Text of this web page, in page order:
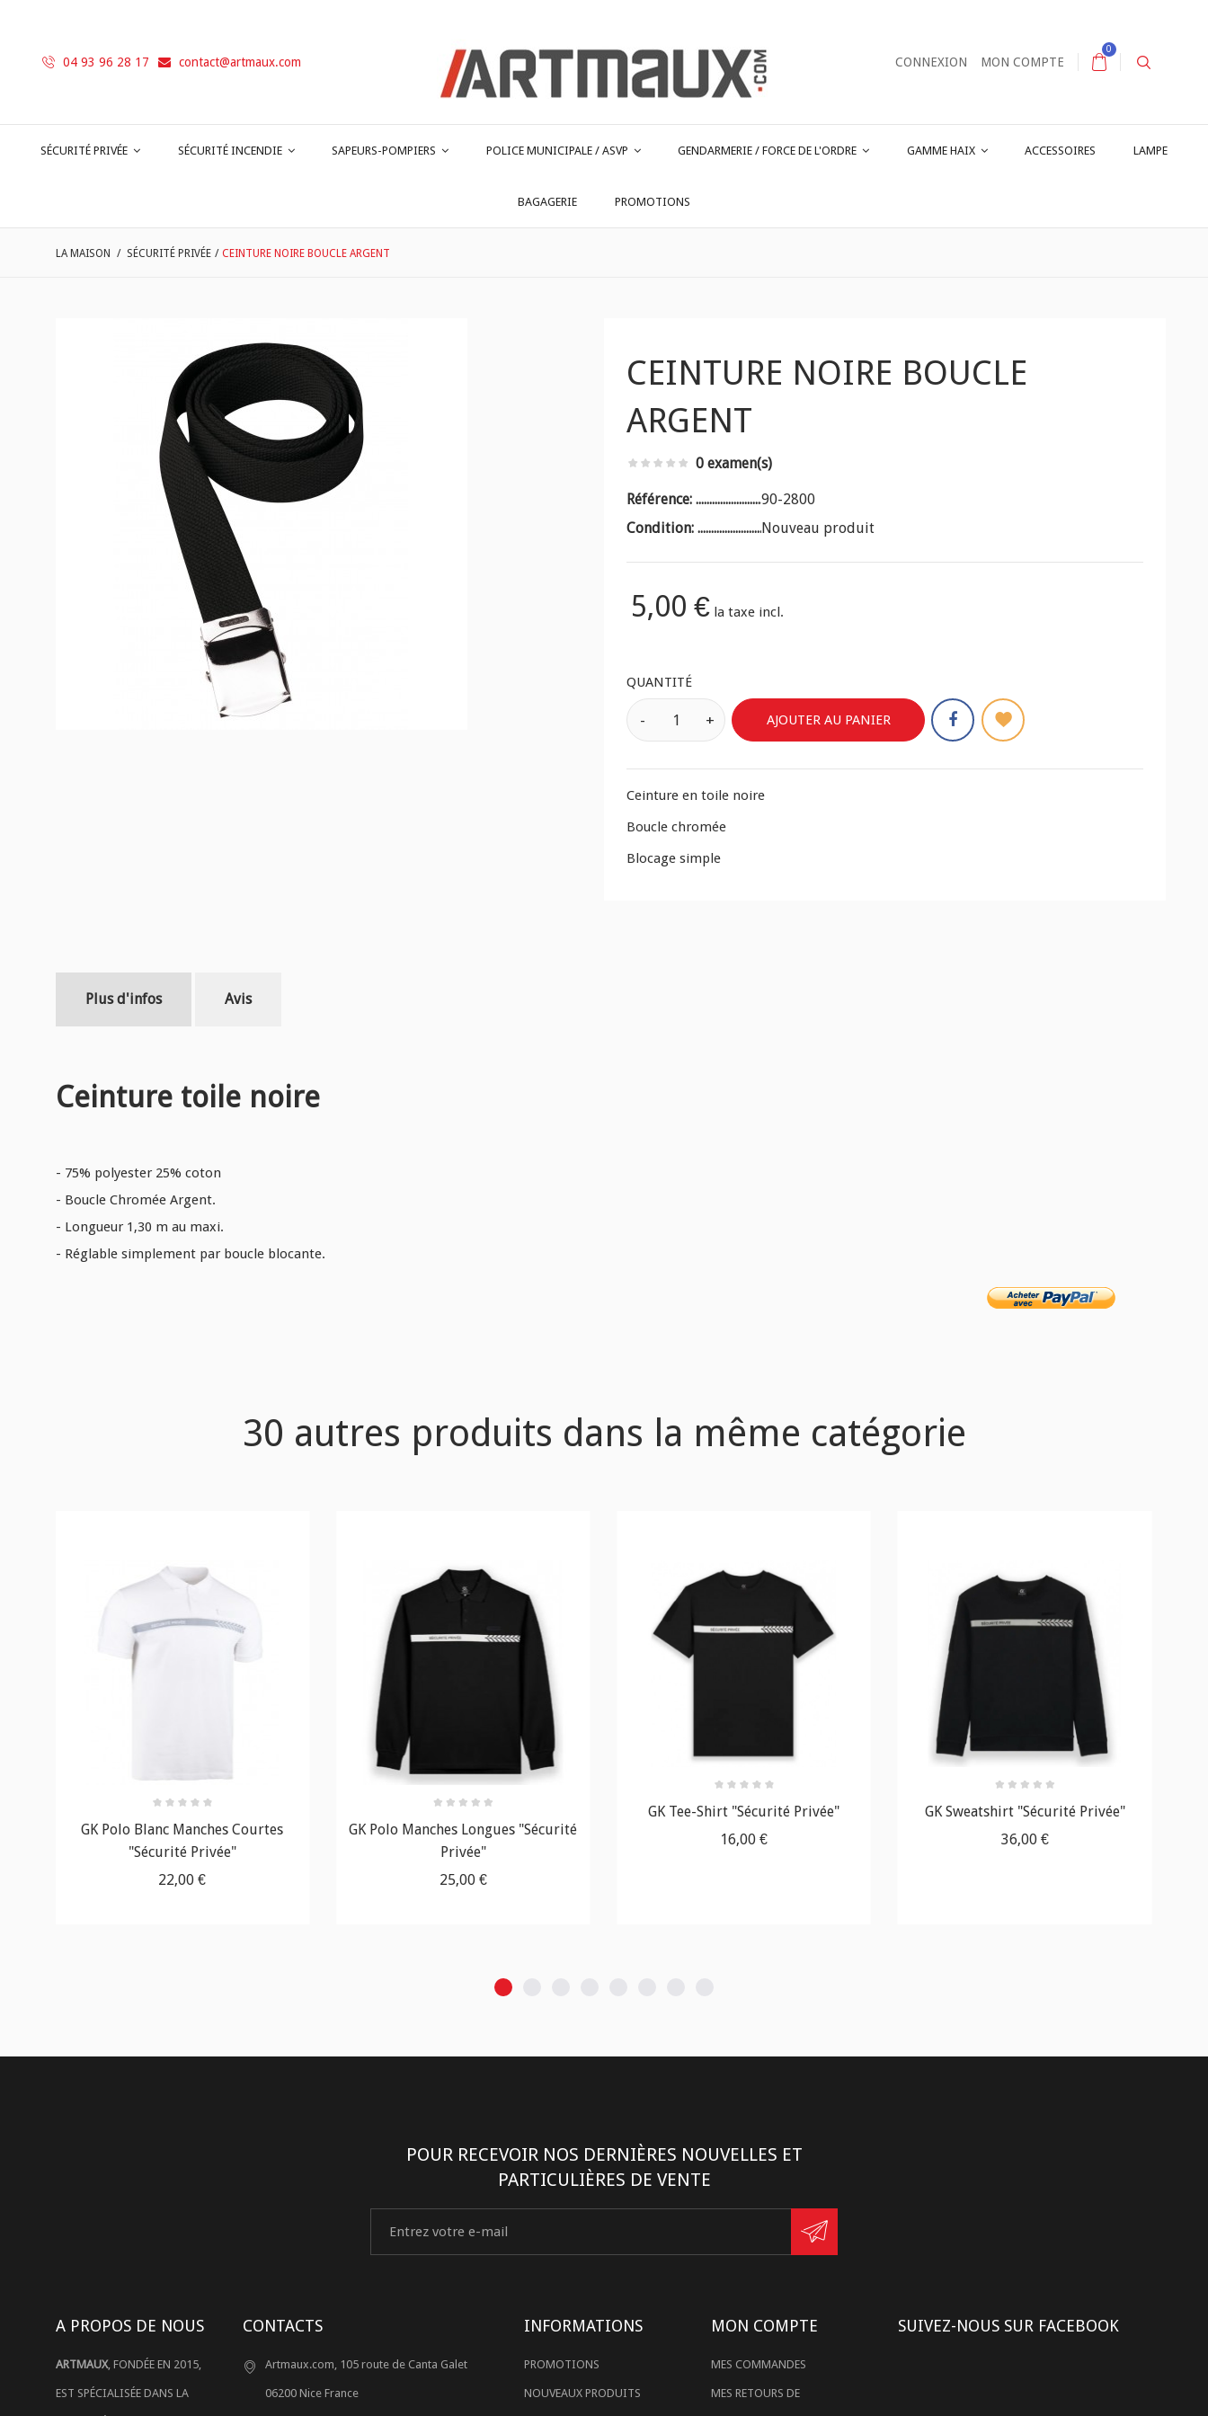
04 93 96 28 17 contact@artmaux.com CONNEXION MON COMPTE
0
SÉCURITÉ PRIVÉE SÉCURITÉ INCENDIE SAPEURS-POMPIERS POLICE MUNICIPALE / ASVP GENDARMERIE / FORCE DE L'ORDRE GAMME HAIX ACCESSOIRES LAMPE
BAGAGERIE PROMOTIONS
LA MAISON / SÉCURITÉ PRIVÉE / CEINTURE NOIRE BOUCLE ARGENT
CEINTURE NOIRE BOUCLE
ARGENT
0 examen(s)
Référence:
90-2800
Condition:
Nouveau produit
5,00 € la taxe incl.
QUANTITÉ
AJOUTER AU PANIER
Ceinture en toile noire
Boucle chromée
Blocage simple
Plus d'infos Avis
Ceinture toile noire
- 75% polyester 25% coton
- Boucle Chromée Argent.
- Longueur 1,30 m au maxi.
- Réglable simplement par boucle blocante.
30 autres produits dans la même catégorie
GK Polo Blanc Manches Courtes
"Sécurité Privée"
22,00 €
GK Polo Manches Longues "Sécurité
Privée"
25,00 €
GK Tee-Shirt "Sécurité Privée"
16,00 €
GK Sweatshirt "Sécurité Privée"
36,00 €
POUR RECEVOIR NOS DERNIÈRES NOUVELLES ET
PARTICULIÈRES DE VENTE
A PROPOS DE NOUS
ARTMAUX, FONDÉE EN 2015,
EST SPÉCIALISÉE DANS LA
CONTACTS
Artmaux.com, 105 route de Canta Galet
06200 Nice France
INFORMATIONS
PROMOTIONS
NOUVEAUX PRODUITS
MON COMPTE
MES COMMANDES
MES RETOURS DE
SUIVEZ-NOUS SUR FACEBOOK